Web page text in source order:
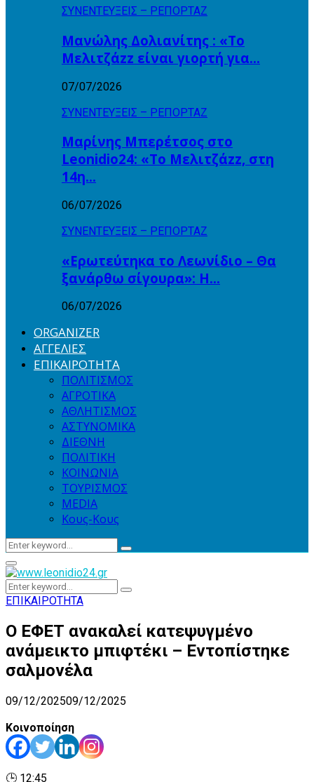
ΣΥΝΕΝΤΕΥΞΕΙΣ – ΡΕΠΟΡΤΑΖ
Μανώλης Δολιανίτης : «Το
Μελιτζάzz είναι γιορτή για…
07/07/2026
ΣΥΝΕΝΤΕΥΞΕΙΣ – ΡΕΠΟΡΤΑΖ
Μαρίνης Μπερέτσος στο
Leonidio24: «Το Μελιτζάzz, στη
14η…
06/07/2026
ΣΥΝΕΝΤΕΥΞΕΙΣ – ΡΕΠΟΡΤΑΖ
«Ερωτεύτηκα το Λεωνίδιο – Θα
ξανάρθω σίγουρα»: Η…
06/07/2026
ORGANIZER
ΑΓΓΕΛΙΕΣ
ΕΠΙΚΑΙΡΟΤΗΤΑ
ΠΟΛΙΤΙΣΜΟΣ
ΑΓΡΟΤΙΚΑ
ΑΘΛΗΤΙΣΜΟΣ
ΑΣΤΥΝΟΜΙΚΑ
ΔΙΕΘΝΗ
ΠΟΛΙΤΙΚΗ
ΚΟΙΝΩΝΙΑ
ΤΟΥΡΙΣΜΟΣ
MEDIA
Κους-Κους
Search
Search
Primary
Menu
Search
for:
Search
ΕΠΙΚΑΙΡΟΤΗΤΑ
Ο ΕΦΕΤ ανακαλεί κατεψυγμένο
ανάμεικτο μπιφτέκι – Εντοπίστηκε
σαλμονέλα
09/12/202509/12/2025
Κοινοποίηση
🕒 12:45